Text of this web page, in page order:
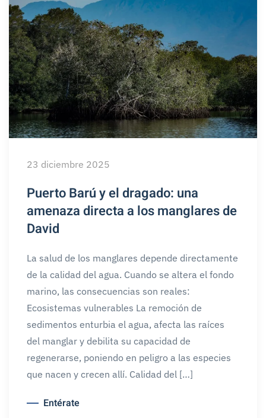
23 diciembre 2025
Puerto Barú y el dragado: una
amenaza directa a los manglares de
David
La salud de los manglares depende directamente
de la calidad del agua. Cuando se altera el fondo
marino, las consecuencias son reales:
Ecosistemas vulnerables La remoción de
sedimentos enturbia el agua, afecta las raíces
del manglar y debilita su capacidad de
regenerarse, poniendo en peligro a las especies
que nacen y crecen allí. Calidad del […]
Entérate